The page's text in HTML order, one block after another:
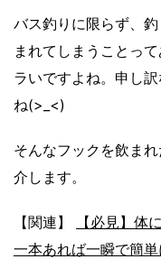
バス釣りに限らず、
まれてしまうことっ
ラいですよね。申し
ね(>_<)
そんなフックを飲ま
介します。
【関連】
【必見】体
一本あれば一瞬で簡